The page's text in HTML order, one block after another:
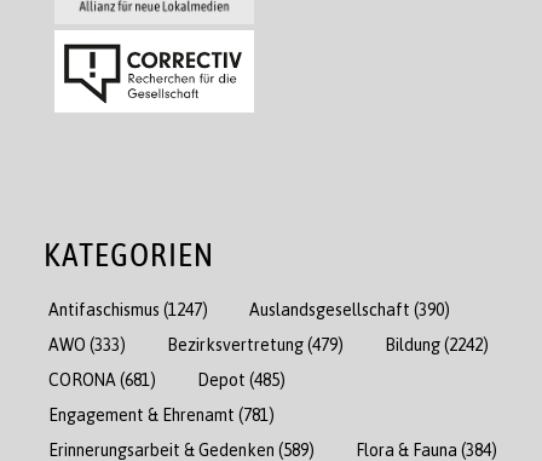
KATEGORIEN
Antifaschismus (1247) Auslandsgesellschaft (390)
AWO (333) Bezirksvertretung(479) Bildung(2242)
CORONA (681) Depot (485)
Engagement & Ehrenamt (781)
Erinnerungsarbeit & Gedenken (589) Flora & Fauna (384)